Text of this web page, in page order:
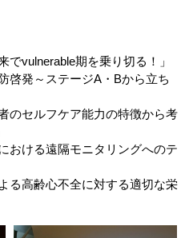
vulnerable期を乗り切る！」
啓発～ステージA・Bから立ち
のセルフケア能力の特徴から考
おける遠隔モニタリングへのテ
る高齢心不全に対する適切な栄